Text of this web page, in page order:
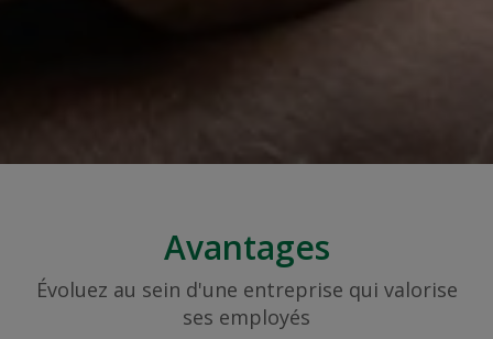
Avantages
Évoluez au sein d'une entreprise qui valorise
ses employés